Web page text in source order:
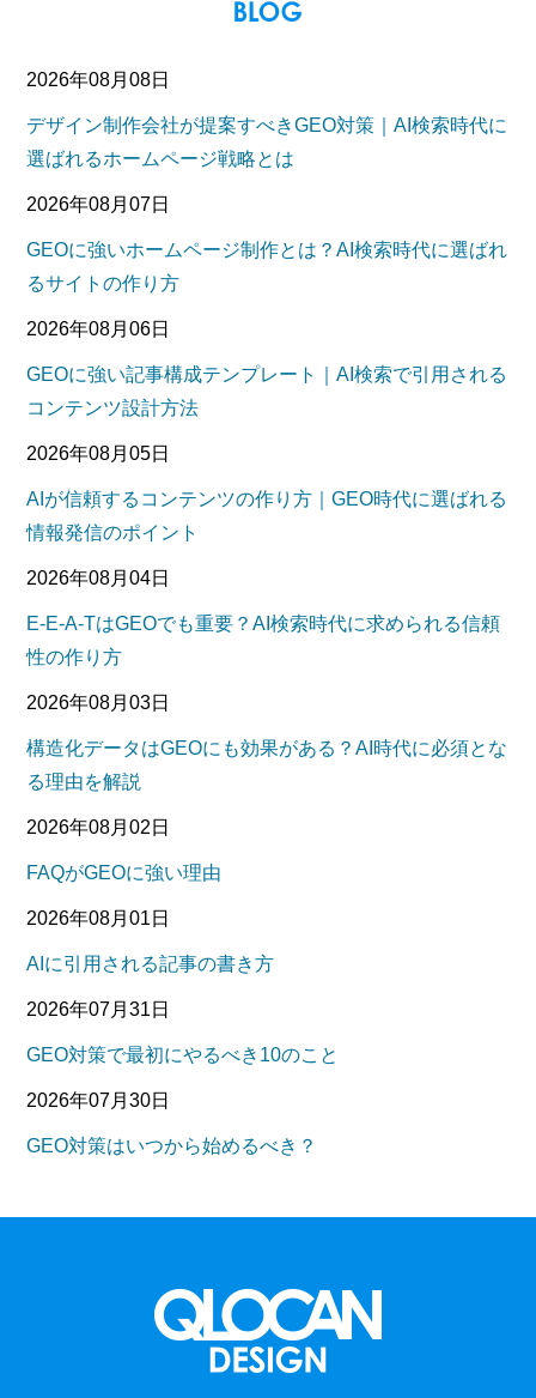
2026年08月08日
デザイン制作会社が提案すべきGEO対策｜AI検索時代に
選ばれるホームページ戦略とは
2026年08月07日
GEOに強いホームページ制作とは？AI検索時代に選ばれ
るサイトの作り方
2026年08月06日
GEOに強い記事構成テンプレート｜AI検索で引用される
コンテンツ設計方法
2026年08月05日
AIが信頼するコンテンツの作り方｜GEO時代に選ばれる
情報発信のポイント
2026年08月04日
E-E-A-TはGEOでも重要？AI検索時代に求められる信頼
性の作り方
2026年08月03日
構造化データはGEOにも効果がある？AI時代に必須とな
る理由を解説
2026年08月02日
FAQがGEOに強い理由
2026年08月01日
AIに引用される記事の書き方
2026年07月31日
GEO対策で最初にやるべき10のこと
2026年07月30日
GEO対策はいつから始めるべき？